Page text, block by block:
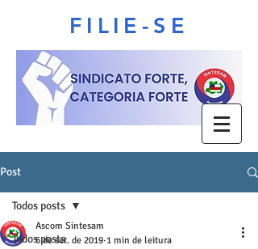
FILIE-SE
Post
Todos posts
Todos posts
Ascom Sintesam
6 de set. de 2019 1 min de leitura